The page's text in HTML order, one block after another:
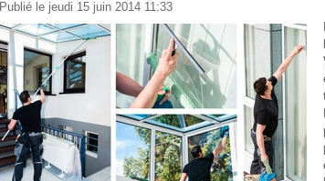
Publié le jeudi 15 juin 2014 11:33